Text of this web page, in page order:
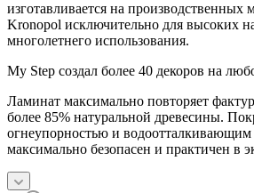
изготавливается на производственных
Kronopol исключительно для высоких
многолетнего использования.
My Step создал более 40 декоров на
Ламинат максимально повторяет
более 85% натуральной древесины.
огнеупорностью и
максимально безопасен и практичен в